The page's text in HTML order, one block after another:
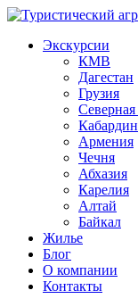
Экскурсии
КМВ
Дагестан
Грузия
Армения
Чечня
Абхазия
Карелия
Алтай
Байкал
Жилье
Блог
О компании
Контакты